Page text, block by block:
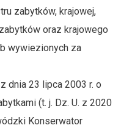
zabytków, krajowej,
oraz krajowego
wywiezionych za
dnia 23 lipca 2003 r. o
(t. j. Dz. U. z 2020
Konserwator